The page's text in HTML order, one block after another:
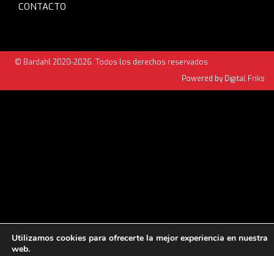
CONTACTO
© Bardahl 2020-2026. Todos los derechos reservados
Powered by Digital Friks
Utilizamos cookies para ofrecerte la mejor experiencia en nuestra
web.